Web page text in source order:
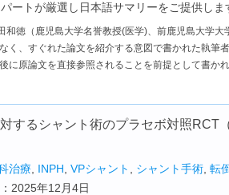
ートが厳選し日本語サマリーをご提供しま
和徳（鹿児島大学名誉教授(医学)、前鹿児島大学大
く、すぐれた論文を紹介する意図で書かれた執筆
に原論文を直接参照されることを前提として書かれ
するシャント術のプラセボ対照RCT
治療 INPH VPシャント シャント手術 転倒
2025年12月4日